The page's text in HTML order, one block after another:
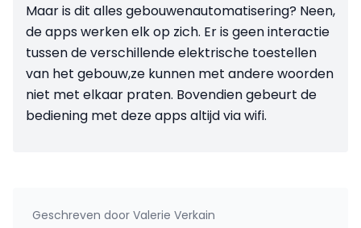
Maar is dit alles gebouwenautomatisering? Neen,
de apps werken elk op zich. Er is geen interactie
tussen de verschillende elektrische toestellen
van het gebouw,ze kunnen met andere woorden
niet met elkaar praten. Bovendien gebeurt de
bediening met deze apps altijd via wifi.
Geschreven door Valerie Verkain